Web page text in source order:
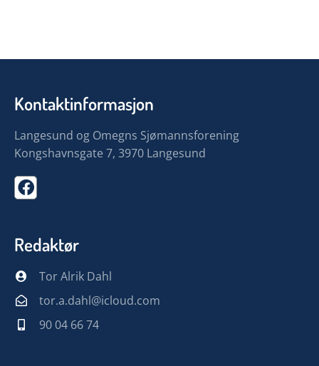
Kontaktinformasjon
Langesund og Omegns Sjømannsforening
Kongshavnsgate 7, 3970 Langesund
Redaktør
Tor Alrik Dahl
tor.a.dahl@icloud.com
90 04 66 74